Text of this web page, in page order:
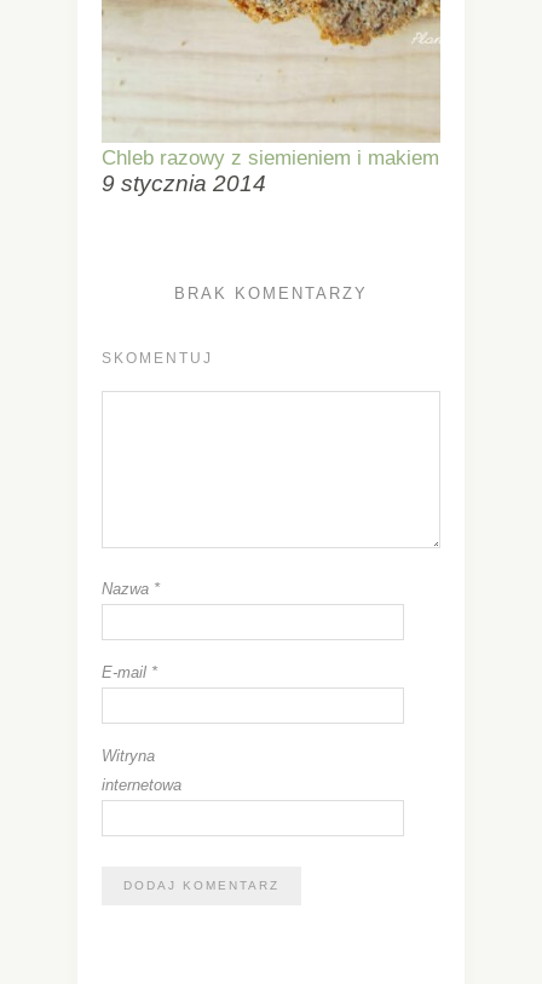
Chleb razowy z siemieniem i makiem
9 stycznia 2014
BRAK KOMENTARZY
SKOMENTUJ
Nazwa *
E-mail *
Witryna
internetowa